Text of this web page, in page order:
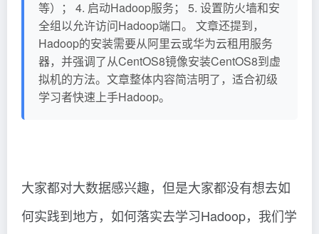
等）； 4. 启动Hadoop服务； 5. 设置防火墙和安
全组以允许访问Hadoop端口。 文章还提到，
Hadoop的安装需要从阿里云或华为云租用服务
器，并强调了从CentOS8镜像安装CentOS8到虚
拟机的方法。文章整体内容简洁明了，适合初级
学习者快速上手Hadoop。
大家都对大数据感兴趣，但是大家都没有想去如
何实践到地方，如何落实去学习Hadoop，我们学